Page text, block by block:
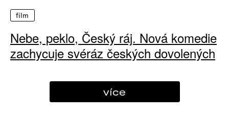
film
Nebe, peklo, Český ráj. Nová komedie
zachycuje svéráz českých dovolených
více